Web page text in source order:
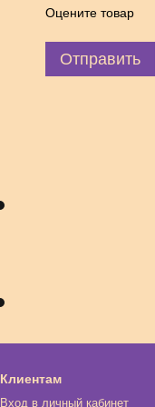
Оцените товар
Отправить
Клиентам
Вход в личный кабинет